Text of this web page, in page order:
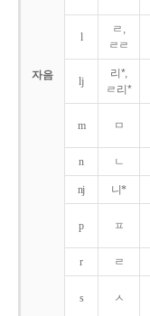
자음
l
ㄹ,
ㄹㄹ
lj
리*,
ㄹ리*
m ㅁ
n ㄴ
nj 니*
p ㅍ
r ㄹ
s ㅅ